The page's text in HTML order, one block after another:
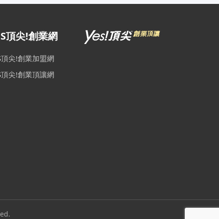
頂尖!創業網
頂尖!創業加盟網
頂尖!創業頂讓網